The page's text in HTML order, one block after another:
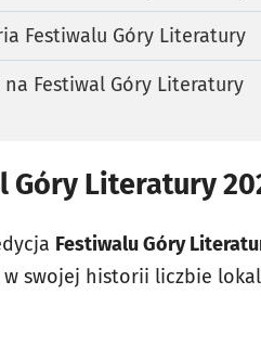
Festiwalu Góry Literatury
Festiwal Góry Literatury
Góry Literatury
Festiwalu Góry
w swojej historii liczbie